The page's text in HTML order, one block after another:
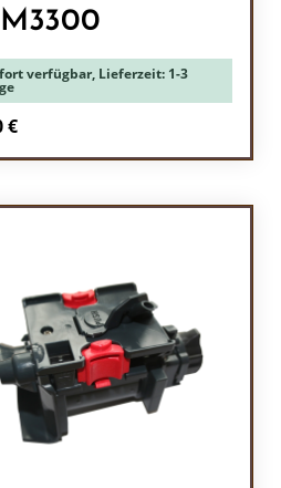
verfügbar, Lieferzeit: 1-3
Preis:
€